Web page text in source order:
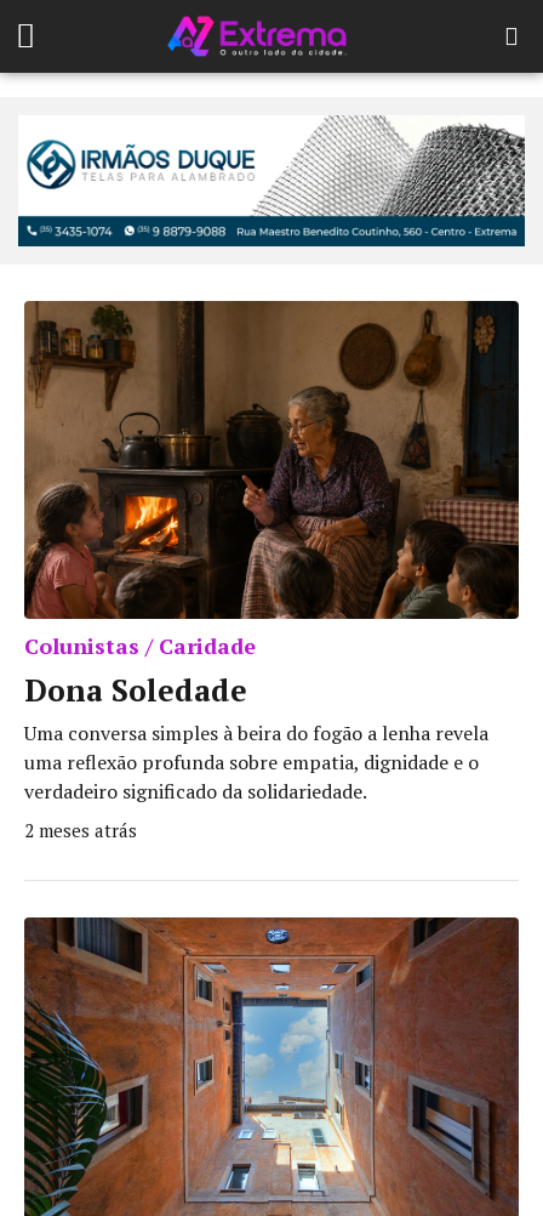
Colunistas / Caridade
Dona Soledade
Uma conversa simples à beira do fogão a lenha revela
uma reflexão profunda sobre empatia, dignidade e o
verdadeiro significado da solidariedade.
2 meses atrás